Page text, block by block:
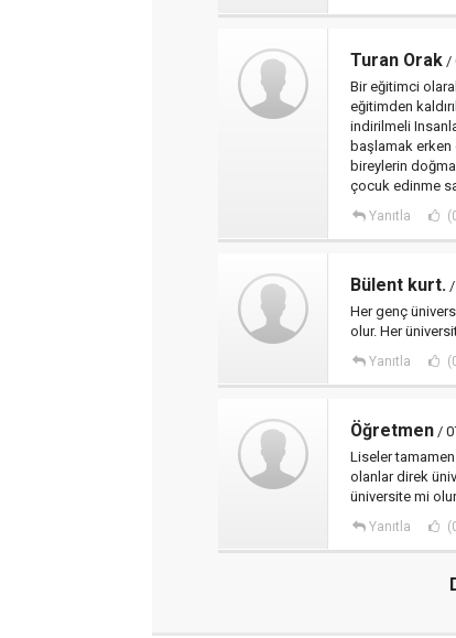
Turan Orak /
Bir eğitimci
eğitimden
indirilmeli
başlamak erken
bireylerin
çocuk edinme
Yanıtla
Bülent kurt. /
Her genç
olur. Her
Yanıtla
Öğretmen /
Liseler tamamen
olanlar direk
üniversite mi
Yanıtla